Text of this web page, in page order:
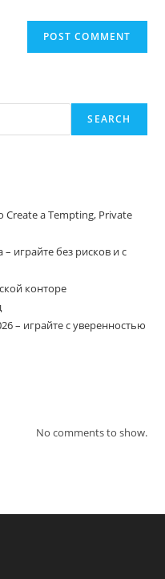
SEARCH
Create a Tempting, Private
играйте без рисков и с
конторе
– играйте с уверенностью
No comments to show.